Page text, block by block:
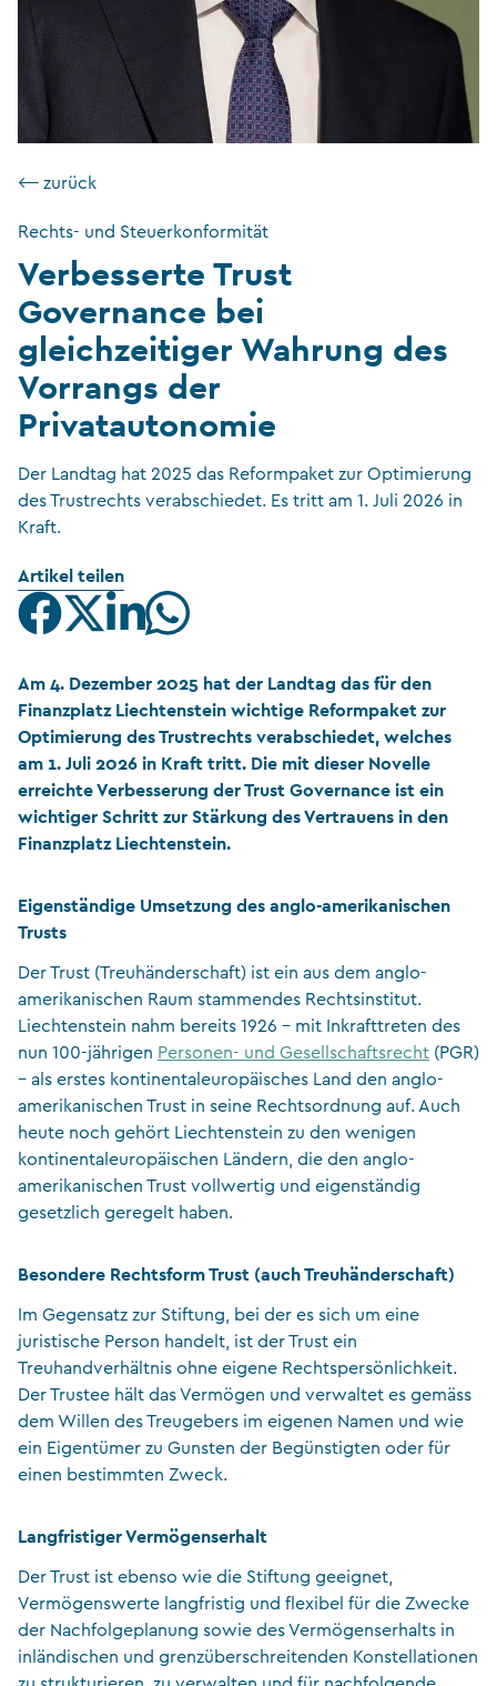
⟵ zurück
Rechts- und Steuerkonformität
Verbesserte Trust
Governance bei
gleichzeitiger Wahrung des
Vorrangs der
Privatautonomie
Der Landtag hat 2025 das Reformpaket zur Optimierung
des Trustrechts verabschiedet. Es tritt am 1. Juli 2026 in
Kraft.
Artikel teilen
Am 4. Dezember 2025 hat der Landtag das für den
Finanzplatz Liechtenstein wichtige Reformpaket zur
Optimierung des Trustrechts verabschiedet, welches
am 1. Juli 2026 in Kraft tritt. Die mit dieser Novelle
erreichte Verbesserung der Trust Governance ist ein
wichtiger Schritt zur Stärkung des Vertrauens in den
Finanzplatz Liechtenstein.
Eigenständige Umsetzung des anglo-amerikanischen
Trusts
Der Trust (Treuhänderschaft) ist ein aus dem anglo-
amerikanischen Raum stammendes Rechtsinstitut.
Liechtenstein nahm bereits 1926 – mit Inkrafttreten des
nun 100-jährigen Personen- und Gesellschaftsrecht (PGR)
– als erstes kontinentaleuropäisches Land den anglo-
amerikanischen Trust in seine Rechtsordnung auf. Auch
heute noch gehört Liechtenstein zu den wenigen
kontinentaleuropäischen Ländern, die den anglo-
amerikanischen Trust vollwertig und eigenständig
gesetzlich geregelt haben.
Besondere Rechtsform Trust (auch Treuhänderschaft)
Im Gegensatz zur Stiftung, bei der es sich um eine
juristische Person handelt, ist der Trust ein
Treuhandverhältnis ohne eigene Rechtspersönlichkeit.
Der Trustee hält das Vermögen und verwaltet es gemäss
dem Willen des Treugebers im eigenen Namen und wie
ein Eigentümer zu Gunsten der Begünstigten oder für
einen bestimmten Zweck.
Langfristiger Vermögenserhalt
Der Trust ist ebenso wie die Stiftung geeignet,
Vermögenswerte langfristig und flexibel für die Zwecke
der Nachfolgeplanung sowie des Vermögenserhalts in
inländischen und grenzüberschreitenden Konstellationen